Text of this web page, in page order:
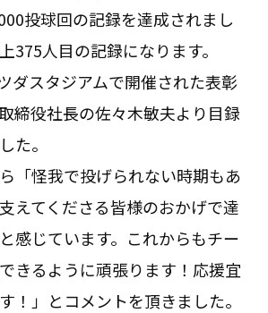
投球回の記録を達成されまし
375人目の記録になります。
ダスタジアムで開催された表彰
締役社長の佐々木敏夫より目録
た。
「怪我で投げられない時期もあ
えてくださる皆様のおかげで達
感じています。これからもチー
きるように頑張ります！応援宜
！」とコメントを頂きました。